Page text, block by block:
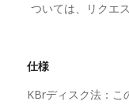
ついては、リクエ
仕様
KBrディスク法：こ